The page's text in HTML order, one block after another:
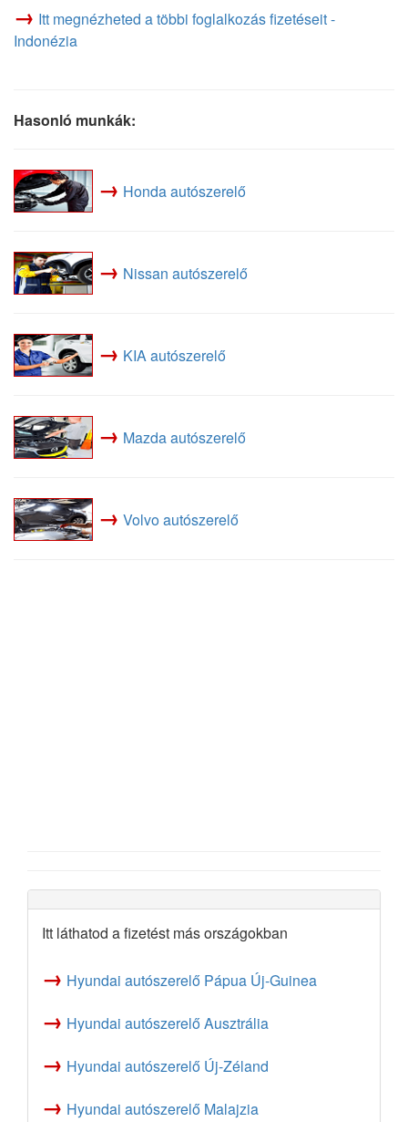
→ Itt megnézheted a többi foglalkozás fizetéseit -
Indonézia
Hasonló munkák:
→ Honda autószerelő
→ Nissan autószerelő
→ KIA autószerelő
→ Mazda autószerelő
→ Volvo autószerelő
Itt láthatod a fizetést más országokban
→ Hyundai autószerelő Pápua Új-Guinea
→ Hyundai autószerelő Ausztrália
→ Hyundai autószerelő Új-Zéland
→ Hyundai autószerelő Malajzia